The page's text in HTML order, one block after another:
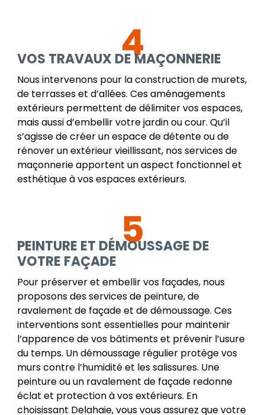
4
VOS TRAVAUX DE MAÇONNERIE
Nous intervenons pour la construction de murets,
de terrasses et d’allées. Ces aménagements
extérieurs permettent de délimiter vos espaces,
mais aussi d’embellir votre jardin ou cour. Qu’il
s’agisse de créer un espace de détente ou de
rénover un extérieur vieillissant, nos services de
maçonnerie apportent un aspect fonctionnel et
esthétique à vos espaces extérieurs.
5
PEINTURE ET DÉMOUSSAGE DE
VOTRE FAÇADE
Pour préserver et embellir vos façades, nous
proposons des services de peinture, de
ravalement de façade et de démoussage. Ces
interventions sont essentielles pour maintenir
l’apparence de vos bâtiments et prévenir l’usure
du temps. Un démoussage régulier protège vos
murs contre l’humidité et les salissures. Une
peinture ou un ravalement de façade redonne
éclat et protection à vos extérieurs. En
choisissant Delahaie, vous vous assurez que votre